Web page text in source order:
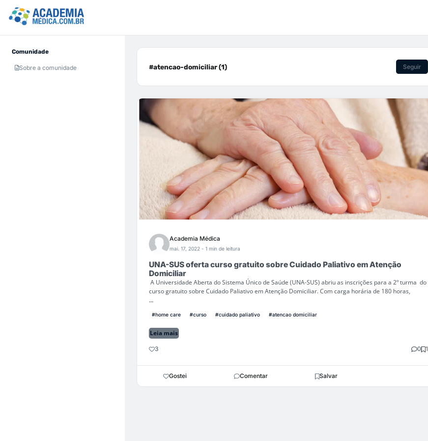
Comunidade
Sobre a comunidade #atencao-domiciliar (1) Seguir
Academia Médica
mai. 17, 2022 - 1 min de leitura
UNA-SUS oferta curso gratuito sobre Cuidado Paliativo em Atenção
Domiciliar
A Universidade Aberta do Sistema Único de Saúde (UNA-SUS) abriu as inscrições para a 2º turma do
curso gratuito sobre Cuidado Paliativo em Atenção Domiciliar. Com carga horária de 180 horas,
...
#home care #curso #cuidado paliativo #atencao domiciliar
Leia mais
3 0 1
Gostei Comentar Salvar